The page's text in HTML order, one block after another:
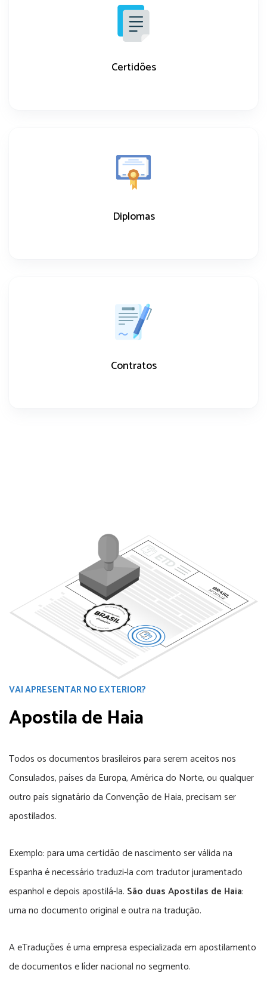
Certidões
Diplomas
Contratos
VAI APRESENTAR NO EXTERIOR?
Apostila de Haia
Todos os documentos brasileiros para serem aceitos nos
Consulados, países da Europa, América do Norte, ou qualquer
outro país signatário da Convenção de Haia, precisam ser
apostilados.
Exemplo: para uma certidão de nascimento ser válida na
Espanha é necessário traduzi-la com tradutor juramentado
espanhol e depois apostilá-la. São duas Apostilas de Haia:
uma no documento original e outra na tradução.
A eTraduções é uma empresa especializada em apostilamento
de documentos e líder nacional no segmento.